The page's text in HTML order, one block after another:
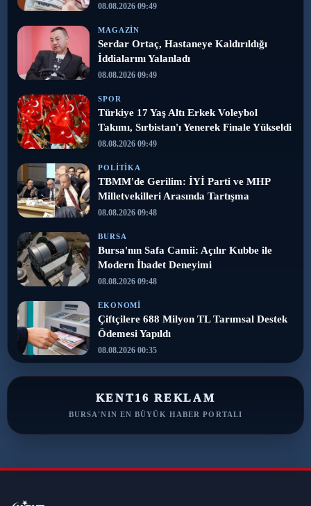
08.08.2026 09:49
MAGAZIN
Serdar Ortaç, Hastaneye Kaldırıldığı
İddialarını Yalanladı
08.08.2026 09:49
SPOR
Türkiye 17 Yaş Altı Erkek Voleybol
Takımı, Sırbistan'ı Yenerek Finale Yükseldi
08.08.2026 09:49
POLITIKA
TBMM'de Gerilim: İYİ Parti ve MHP
Milletvekilleri Arasında Tartışma
08.08.2026 09:48
BURSA
Bursa'nın Safa Camii: Açılır Kubbe ile
Modern İbadet Deneyimi
08.08.2026 09:48
EKONOMI
Çiftçilere 688 Milyon TL Tarımsal Destek
Ödemesi Yapıldı
08.08.2026 00:35
KENT16 REKLAM
BURSA'NIN EN BÜYÜK HABER PORTALI